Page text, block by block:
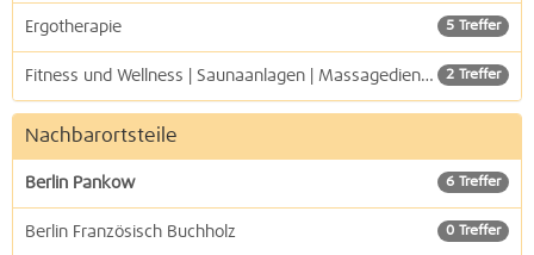
5 Treffer
Ergotherapie
2 Treffer
Fitness und Wellness | Saunaanlagen | Massagedienste
Nachbarortsteile
6 Treffer
Berlin Pankow
0 Treffer
Berlin Französisch Buchholz